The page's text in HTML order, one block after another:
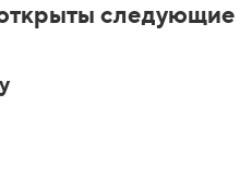
следующие